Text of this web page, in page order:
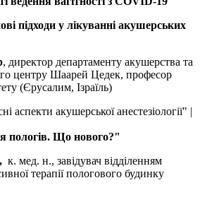
підходи у лікуванні акушерських
, директор департаменту акушерства та
центру Шаарей Цедек, професор
(Єрусалим, Ізраїль)
пологів. Що нового?"
к. мед. н., завідувач відділенням
терапії пологового будинку